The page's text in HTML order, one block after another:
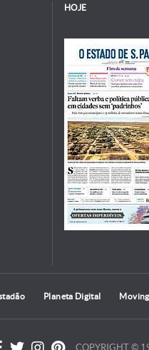
HOJE
Planeta Digital
COPYRIGHT ©